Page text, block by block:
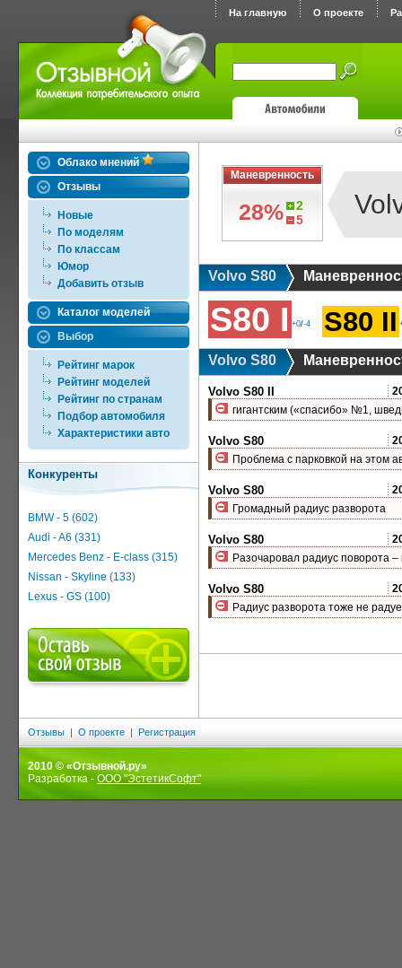
На главную О проекте
Облако мнений
Отзывы
Новые
По моделям
По классам
Юмор
Добавить отзыв
Каталог моделей
Выбор
Рейтинг марок
Рейтинг моделей
Рейтинг по странам
Подбор автомобиля
Характеристики авто
Конкуренты
BMW - 5 (602)
Audi - A6 (331)
Mercedes Benz - E-class (315)
Nissan - Skyline (133)
Lexus - GS (100)
Маневренность
28%
2
5
Volvo S80
S80 I +0/-4 S80 II
Volvo S80
Volvo S80 II
гигантским («спасибо» №1,
Volvo S80
Проблема с парковкой на этом
Volvo S80
Громадный радиус разворота
Volvo S80
Разочаровал радиус поворота –
Volvo S80
Радиус разворота тоже не
Отзывы | О проекте | Регистрация
2010 © «Отзывной.ру»
Разработка - ООО "ЭстетикСофт"